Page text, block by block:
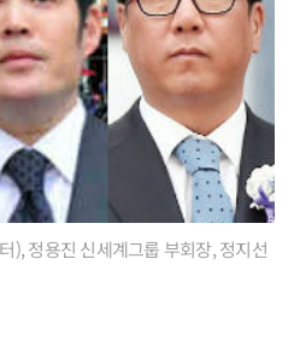
정용진 신세계그룹 부회장, 정지선